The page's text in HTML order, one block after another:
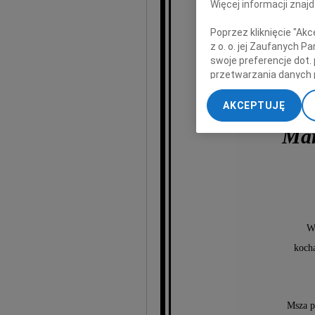
Msza
Więcej informacji
Poprzez kliknięcie
z o. o. jej Zaufanych
swoje preferencje dot.
przetwarzania danych
„Ustawienia
My, nasi Zaufani
dokładnych danych
Przechowywanie
AKCEPTUJĘ